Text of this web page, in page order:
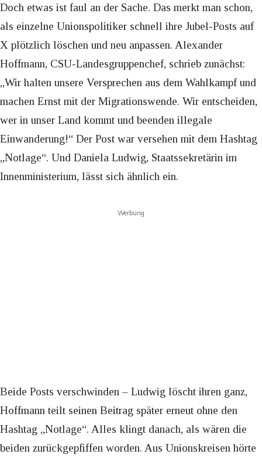
Doch etwas ist faul an der Sache. Das merkt man schon,
als einzelne Unionspolitiker schnell ihre Jubel-Posts auf
X plötzlich löschen und neu anpassen. Alexander
Hoffmann, CSU-Landesgruppenchef, schrieb zunächst:
„Wir halten unsere Versprechen aus dem Wahlkampf und
machen Ernst mit der Migrationswende. Wir entscheiden,
wer in unser Land kommt und beenden illegale
Einwanderung!“ Der Post war versehen mit dem Hashtag
„Notlage“. Und Daniela Ludwig, Staatssekretärin im
Innenministerium, lässt sich ähnlich ein.
Werbung
Beide Posts verschwinden – Ludwig löscht ihren ganz,
Hoffmann teilt seinen Beitrag später erneut ohne den
Hashtag „Notlage“. Alles klingt danach, als wären die
beiden zurückgepfiffen worden. Aus Unionskreisen hörte